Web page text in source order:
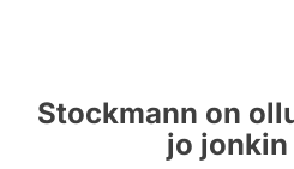
Stockmann on
jo jonkin